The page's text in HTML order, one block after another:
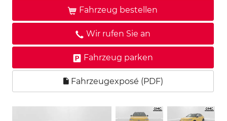
Fahrzeug bestellen
Wir rufen Sie an
Fahrzeug parken
Fahrzeugexposé (PDF)